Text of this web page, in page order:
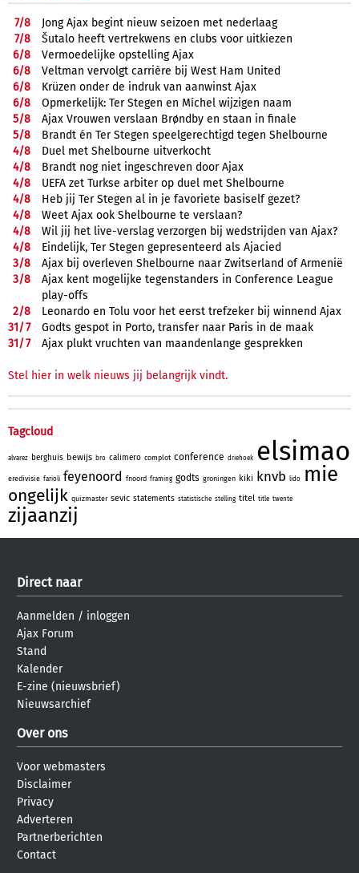
7/8
Jong Ajax begint nieuw seizoen met nederlaag
7/8
Šutalo heeft vertrekwens en clubs voor uitkiezen
6/8
Vermoedelijke opstelling Ajax
6/8
Veltman vervolgt carrière bij West Ham United
6/8
Krüzen onder de indruk van aanwinst Ajax
6/8
Opmerkelijk: Ter Stegen en Míchel wijzigen naam
5/8
Ajax Vrouwen verslaan Brøndby en staan in finale
5/8
Brandt én Ter Stegen speelgerechtigd tegen Shelbourne
4/8
Duel met Shelbourne uitverkocht
4/8
Brandt nog niet ingeschreven door Ajax
4/8
UEFA zet Turkse arbiter op duel met Shelbourne
4/8
Heb jij Ter Stegen al in je favoriete basiself gezet?
4/8
Weet Ajax ook Shelbourne te verslaan?
4/8
Wil jij het live-verslag verzorgen bij wedstrijden van Ajax?
4/8
Eindelijk, Ter Stegen gepresenteerd als Ajacied
3/8
Ajax bij overleven Shelbourne naar Zwitserland of Armenië
3/8
Ajax kent mogelijke tegenstanders in Conference League
play-offs
2/8
Leonardo en Tolu voor het eerst trefzeker bij winnend Ajax
31/7
Godts gespot in Porto, transfer naar Paris in de maak
31/7 Ajax plukt vruchten van maandenlange gesprekken
Stel hier in welk nieuws jij belangrijk vindt.
Tagcloud
alvarez berghuis bewijs bro calimero complot conference driehoek elsimao
eredivisie farioli feyenoord fnoord framing godts groningen kiki knvb lido mie
ongelijk quizmaster sevic statements statistische stelling titel title twente
zijaanzij
Direct naar
Aanmelden / inloggen
Ajax Forum
Stand
Kalender
E-zine (nieuwsbrief)
Nieuwsarchief
Over ons
Voor webmasters
Disclaimer
Privacy
Adverteren
Partnerberichten
Contact